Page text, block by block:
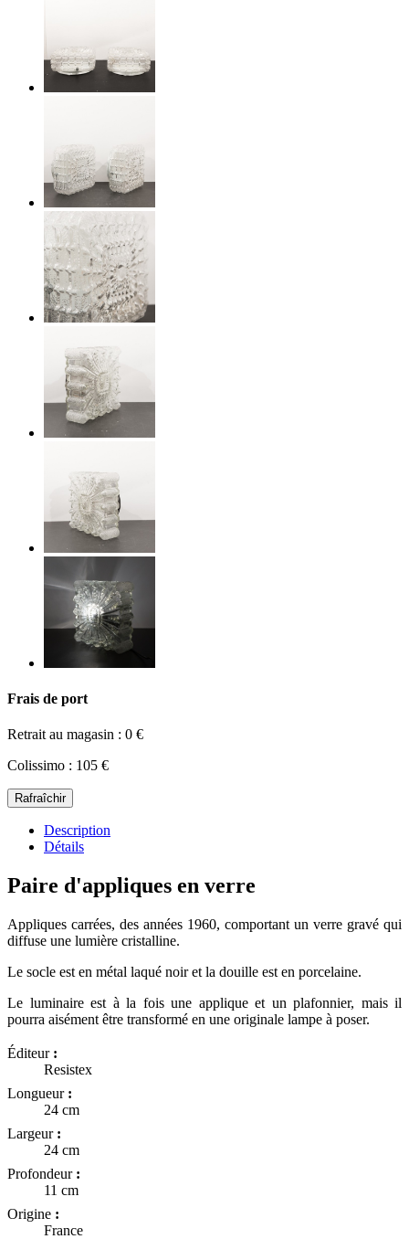
Frais de port
Retrait au magasin : 0 €
Colissimo : 105 €
Description
Détails
Paire d'appliques en verre
Appliques carrées, des années 1960, comportant un verre gravé qui
diffuse une lumière cristalline.
Le socle est en métal laqué noir et la douille est en porcelaine.
Le luminaire est à la fois une applique et un plafonnier, mais il
pourra aisément être transformé en une originale lampe à poser.
Éditeur :
Resistex
Longueur :
24 cm
Largeur :
24 cm
Profondeur :
11 cm
Origine :
France